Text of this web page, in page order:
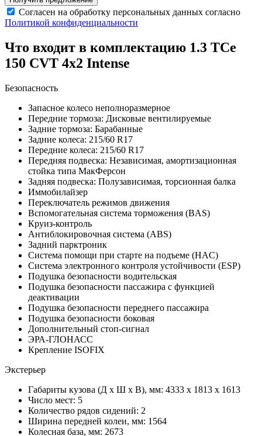
Согласен на обработку персональных данных согласно
Политикой конфиденциальности
Что входит в комплектацию 1.3 TCe
150 CVT 4х2 Intense
Безопасность
Запасное колесо неполноразмерное
Передние тормоза: Дисковые вентилируемые
Задние тормоза: Барабанные
Задние колеса: 215/60 R17
Передние колеса: 215/60 R17
Передняя подвеска: Независимая, амортизационная
стойка типа МакФерсон
Задняя подвеска: Полузависимая, торсионная балка
Иммобилайзер
Переключатель режимов движения
Вспомогательная система торможения (BAS)
Круиз-контроль
Антиблокировочная система (ABS)
Задний парктроник
Система помощи при старте на подъеме (HAC)
Система электронного контроля устойчивости (ESP)
Подушка безопасности водительская
Подушка безопасности пассажира с функцией
деактивации
Подушка безопасности переднего пассажира
Подушка безопасности боковая
Дополнительный стоп-сигнал
ЭРА-ГЛОНАСС
Крепление ISOFIX
Экстерьер
Габариты кузова (Д x Ш x В), мм: 4333 x 1813 x 1613
Число мест: 5
Количество рядов сидений: 2
Ширина передней колеи, мм: 1564
Колесная база, мм: 2673